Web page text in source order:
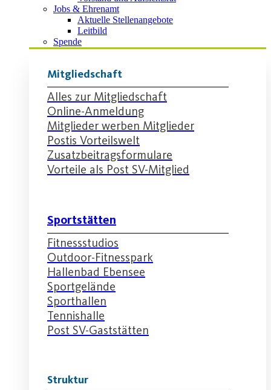
Jobs & Ehrenamt
Aktuelle Stellenangebote
Leitbild
Spende
Mitgliedschaft
Alles zur Mitgliedschaft
Online-Anmeldung
Mitglieder werben Mitglieder
Postis Vorteilswelt
Zusatzbeitragsformulare
Vorteile als Post SV-Mitglied
Sportstätten
Fitnessstudios
Outdoor-Fitnesspark
Hallenbad Ebensee
Sportgelände
Sporthallen
Tennishalle
Post SV-Gaststätten
Struktur